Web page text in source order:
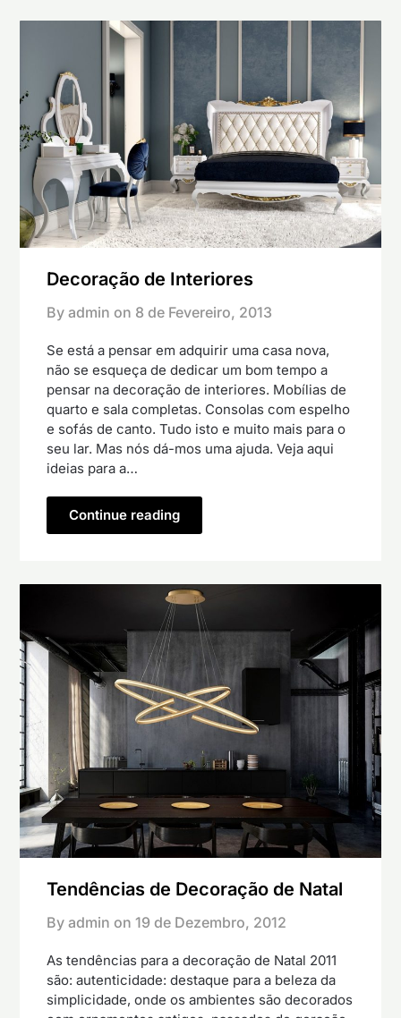
Decoração de Interiores
By admin on 8 de Fevereiro, 2013
Se está a pensar em adquirir uma casa nova,
não se esqueça de dedicar um bom tempo a
pensar na decoração de interiores. Mobílias de
quarto e sala completas. Consolas com espelho
e sofás de canto. Tudo isto e muito mais para o
seu lar. Mas nós dá-mos uma ajuda. Veja aqui
ideias para a…
Continue reading
Tendências de Decoração de Natal
By admin on 19 de Dezembro, 2012
As tendências para a decoração de Natal 2011
são: autenticidade: destaque para a beleza da
simplicidade, onde os ambientes são decorados